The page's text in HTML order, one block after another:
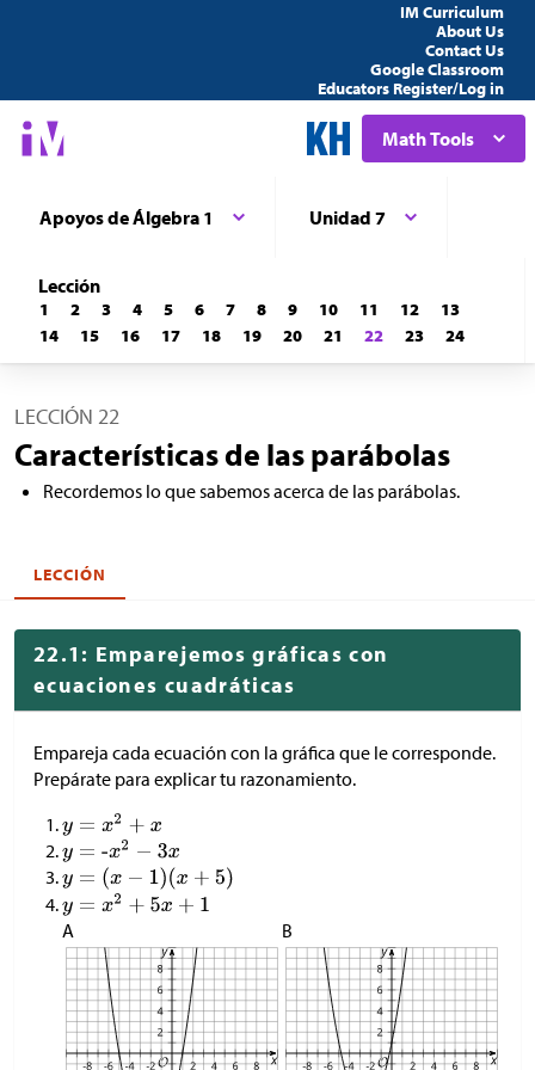
IM Curriculum
About Us
Contact Us
Google Classroom
Educators Register/Log in
Math Tools
Apoyos de Álgebra 1 Unidad 7
Lección
1 2 3 4 5 6 7 8 9 10 11 12
13
14
15 16 17 18 19 20 21 22 23 24
LECCIÓN 22
Características de las parábolas
Recordemos lo que sabemos acerca de las parábolas.
LECCIÓN
22.1: Emparejemos gráficas con
ecuaciones cuadráticas
Empareja cada ecuación con la gráfica que le corresponde.
Prepárate para explicar tu razonamiento.
A B